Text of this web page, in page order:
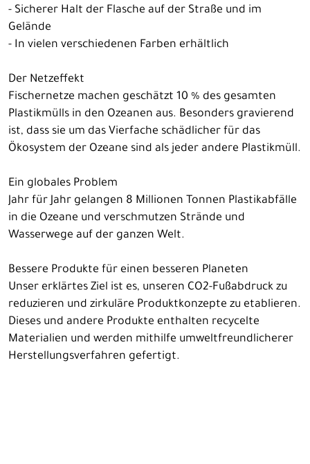
- Sicherer Halt der Flasche auf der Straße und im
Gelände
- In vielen verschiedenen Farben erhältlich
Der Netzeffekt
Fischernetze machen geschätzt 10 % des gesamten
Plastikmülls in den Ozeanen aus. Besonders gravierend
ist, dass sie um das Vierfache schädlicher für das
Ökosystem der Ozeane sind als jeder andere Plastikmüll.
Ein globales Problem
Jahr für Jahr gelangen 8 Millionen Tonnen Plastikabfälle
in die Ozeane und verschmutzen Strände und
Wasserwege auf der ganzen Welt.
Bessere Produkte für einen besseren Planeten
Unser erklärtes Ziel ist es, unseren CO2-Fußabdruck zu
reduzieren und zirkuläre Produktkonzepte zu etablieren.
Dieses und andere Produkte enthalten recycelte
Materialien und werden mithilfe umweltfreundlicherer
Herstellungsverfahren gefertigt.